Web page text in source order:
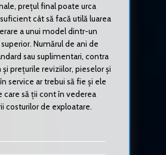
prețul final poate urca
cât să facă utilă luarea
a unui model dintr-un
Numărul de ani de
sau suplimentari, contra
prețurile reviziilor, pieselor și
service ar trebui să fie și ele
care să ții cont în vederea
costurilor de exploatare.